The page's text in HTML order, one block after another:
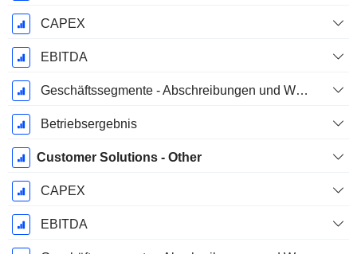
CAPEX
EBITDA
Geschäftssegmente - Abschreibungen und Wertminderungen
Betriebsergebnis
Customer Solutions - Other
CAPEX
EBITDA